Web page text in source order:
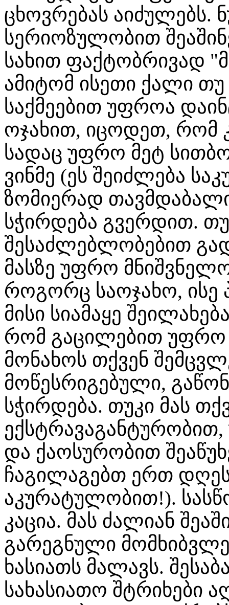
ცხოვრებას აიძულებს.
სერიოზულობით
სახით ფაქტობრივად
ამიტომ ისეთი ქალი
საქმეებით უფროა
ოჯახით, იცოდეთ, რომ
სადაც უფრო მეტ
ვინმე (ეს შეიძლება
ზომიერად
სჭირდება გვერდით.
შესაძლებლობებით
მასზე უფრო
როგორც საოჯახო, ისე
მისი სიამაყე
რომ გაცილებით
მონახოს თქვენ
მოწესრიგებული,
სჭირდება. თუკი მას
ექსტრავაგანტურობით,
და ქაოსურობით
ჩაგილაგებთ ერთ
აკურატულობით!).
კაცია. მას ძალიან
გარეგნული
ხასიათს მალავს.
სახასიათო შტრიხები